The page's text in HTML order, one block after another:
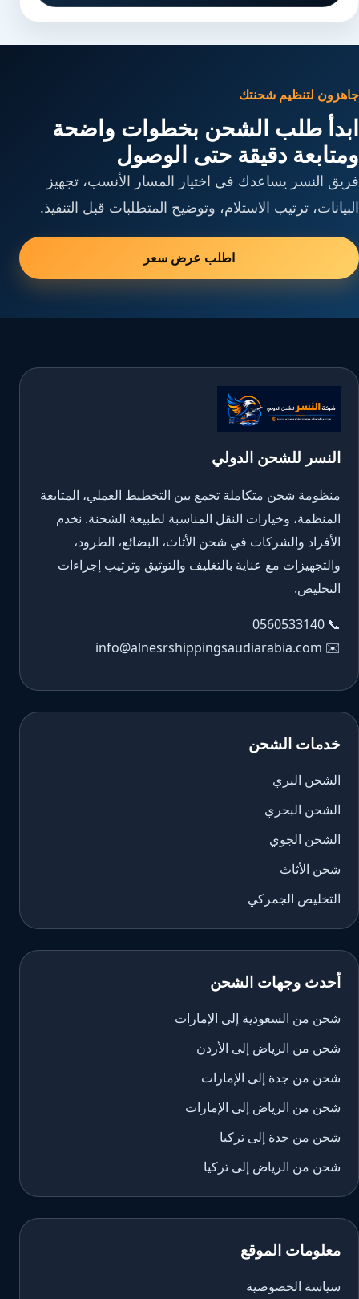
جاهزون لتنظيم شحنتك
ابدأ طلب الشحن بخطوات واضحة
ومتابعة دقيقة حتى الوصول
فريق النسر يساعدك في اختيار المسار الأنسب، تجهيز
البيانات، ترتيب الاستلام، وتوضيح المتطلبات قبل التنفيذ.
اطلب عرض سعر
النسر للشحن الدولي
منظومة شحن متكاملة تجمع بين التخطيط العملي، المتابعة
المنظمة، وخيارات النقل المناسبة لطبيعة الشحنة. نخدم
الأفراد والشركات في شحن الأثاث، البضائع، الطرود،
والتجهيزات مع عناية بالتغليف والتوثيق وترتيب إجراءات
التخليص.
📞
0560533140
✉️
info@alnesrshippingsaudiarabia.com
خدمات الشحن
الشحن البري
الشحن البحري
الشحن الجوي
شحن الأثاث
التخليص الجمركي
أحدث وجهات الشحن
شحن من السعودية إلى الإمارات
شحن من الرياض إلى الأردن
شحن من جدة إلى الإمارات
شحن من الرياض إلى الإمارات
شحن من جدة إلى تركيا
شحن من الرياض إلى تركيا
معلومات الموقع
سياسة الخصوصية